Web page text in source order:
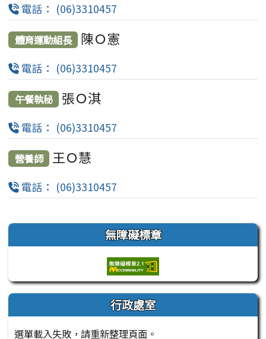
電話： (06)3310457
體育運動組長 陳Ｏ憲
電話： (06)3310457
午餐執秘 張Ｏ淇
電話： (06)3310457
營養師 王Ｏ慧
電話： (06)3310457
左邊區域內容 無障礙標章
行政處室
選單載入失敗，請重新整理頁面。